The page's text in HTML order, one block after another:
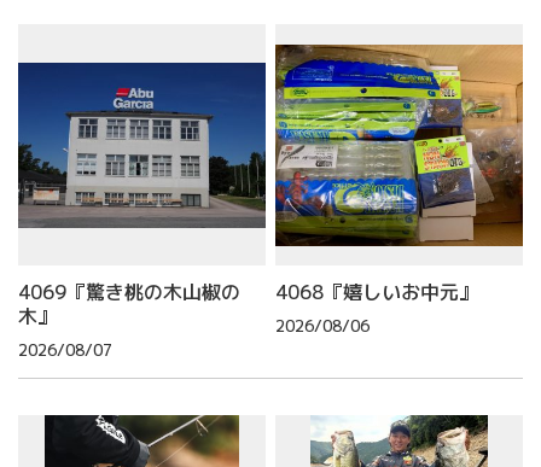
4069『驚き桃の木山椒の
木』
2026/08/07
4068『嬉しいお中元』
2026/08/06